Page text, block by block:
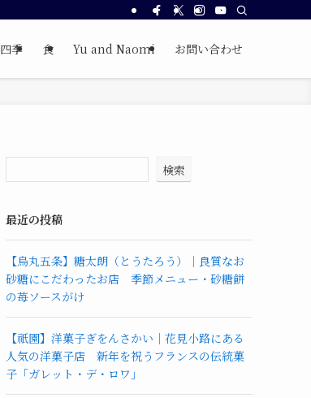
四季 食 Yu and Naomi お問い合わせ
検索
最近の投稿
【烏丸五条】糖太朗（とうたろう）｜良質なお
砂糖にこだわったお店 季節メニュー・砂糖餅
の苺ソースがけ
【祇園】洋菓子ぎをんさかい｜花見小路にある
人気の洋菓子店 新年を祝うフランスの伝統菓
子「ガレット・デ・ロワ」